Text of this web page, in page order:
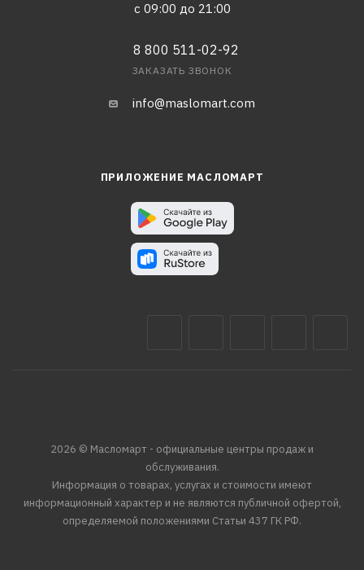
с 09:00 до 21:00
8 800 511-02-92
ЗАКАЗАТЬ ЗВОНОК
info@maslomart.com
ПРИЛОЖЕНИЕ МАСЛОМАРТ
2026 © Масломарт - официальные центры продаж и
обслуживания.
Информация о товарах, услугах и стоимости имеют
информационный характер и не являются публичной офертой,
определяемой положениями Статьи 437 ГК РФ.